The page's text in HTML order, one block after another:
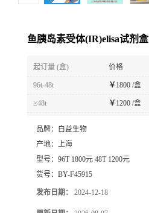
鱼胰岛素受体(IR)elisa试剂盒
起订量 (盒) 价格
96t-48t ￥ 1800 /盒
≥48t ￥ 1200 /盒
品牌：
白益生物
产地： 上海
型号： 96T 1800元 48T 1200元
货号： BY-F45915
发布日期： 2024-12-18